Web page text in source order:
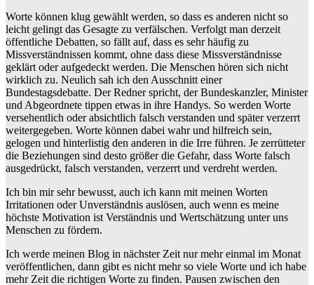
Worte können klug gewählt werden, so dass es anderen nicht so
leicht gelingt das Gesagte zu verfälschen. Verfolgt man derzeit
öffentliche Debatten, so fällt auf, dass es sehr häufig zu
Missverständnissen kommt, ohne dass diese Missverständnisse
geklärt oder aufgedeckt werden. Die Menschen hören sich nicht
wirklich zu. Neulich sah ich den Ausschnitt einer
Bundestagsdebatte. Der Redner spricht, der Bundeskanzler, Minister
und Abgeordnete tippen etwas in ihre Handys. So werden Worte
versehentlich oder absichtlich falsch verstanden und später verzerrt
weitergegeben. Worte können dabei wahr und hilfreich sein,
gelogen und hinterlistig den anderen in die Irre führen. Je zerrütteter
die Beziehungen sind desto größer die Gefahr, dass Worte falsch
ausgedrückt, falsch verstanden, verzerrt und verdreht werden.
Ich bin mir sehr bewusst, auch ich kann mit meinen Worten
Irritationen oder Unverständnis auslösen, auch wenn es meine
höchste Motivation ist Verständnis und Wertschätzung unter uns
Menschen zu fördern.
Ich werde meinen Blog in nächster Zeit nur mehr einmal im Monat
veröffentlichen, dann gibt es nicht mehr so viele Worte und ich habe
mehr Zeit die richtigen Worte zu finden. Pausen zwischen den